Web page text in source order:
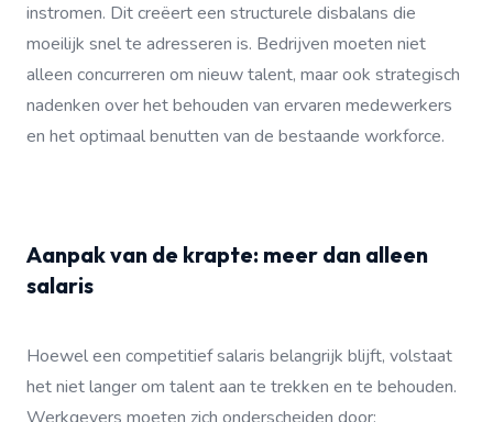
instromen. Dit creëert een structurele disbalans die
moeilijk snel te adresseren is. Bedrijven moeten niet
alleen concurreren om nieuw talent, maar ook strategisch
nadenken over het behouden van ervaren medewerkers
en het optimaal benutten van de bestaande workforce.
Aanpak van de krapte: meer dan alleen
salaris
Hoewel een competitief salaris belangrijk blijft, volstaat
het niet langer om talent aan te trekken en te behouden.